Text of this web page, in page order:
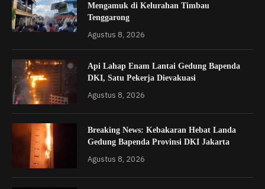
Mengamuk di Kelurahan Timbau
Tenggarong
Agustus 8, 2026
Api Lahap Enam Lantai Gedung Bapenda
DKI, Satu Pekerja Dievakuasi
Agustus 8, 2026
Breaking News: Kebakaran Hebat Landa
Gedung Bapenda Provinsi DKI Jakarta
Agustus 8, 2026